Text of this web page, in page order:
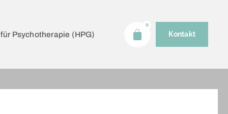
Psychotherapie (HPG)
0
Kontakt